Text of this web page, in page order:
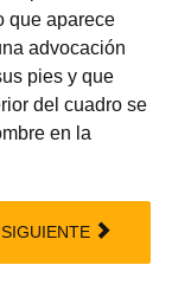
que aparece
advocación
pies y que
del cuadro se
en la
SIGUIENTE